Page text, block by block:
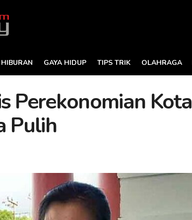
HIBURAN GAYA HIDUP TIPS TRIK OLAHRAGA
Perekonomian Kota
Pulih